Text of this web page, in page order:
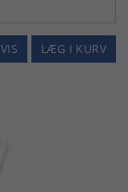
LÆG I KURV
VIS